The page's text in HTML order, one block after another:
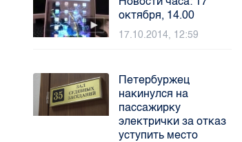
октября, 14.00
17.10.2014, 12:59
Петербуржец
накинулся на
пассажирку
электрички за отказ
уступить место